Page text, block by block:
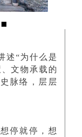
述“为什么是
文物承载的
脉络，层层
停就停，想